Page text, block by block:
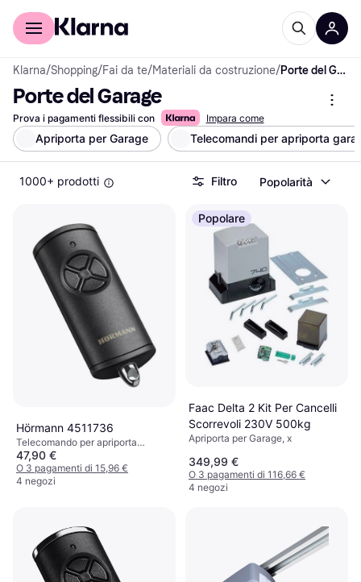
Per il tuo shopping
Klarna/Shopping/Fai da te/Materiali da costruzione/ Porte del Garage
Porte del Garage
Prova i pagamenti flessibili con Impara come
Apriporta per Garage Telecomandi per apriporta
1000+ prodotti Filtro Popolarità
Hörmann 4511736
Telecomando per apriporta
garage, 28x14 mm
47,90 €
O 3 pagamenti di 15,96 €
4 negozi
Popolare
Faac Delta 2 Kit Per Cancelli
Scorrevoli 230V 500kg
Apriporta per Garage, x
349,99 €
O 3 pagamenti di 116,66 €
4 negozi